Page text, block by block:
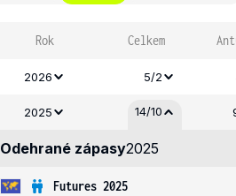
Rok Celkem
2026 5/2
2025 14/10
Odehrané zápasy2025
Futures 2025